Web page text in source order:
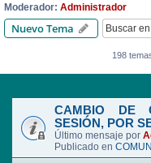
Moderador: Administrador
Nuevo Tema
198
CAMBIO DE
SESIÓN, POR
Último mensaje por
Publicado en